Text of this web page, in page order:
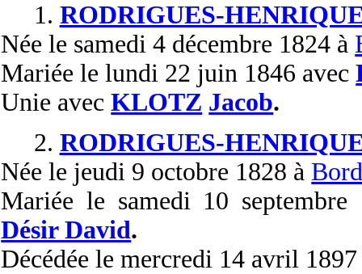
1. RODRIGUES-
Née le samedi 4 décembre 1824 à
Mariée le lundi 22 juin 1846 avec
Unie avecKLOTZ Jacob.
2. RODRIGUES-
Née le jeudi 9 octobre 1828 à
Mariée le samedi 10
Désir David.
Décédée le mercredi 14 avril